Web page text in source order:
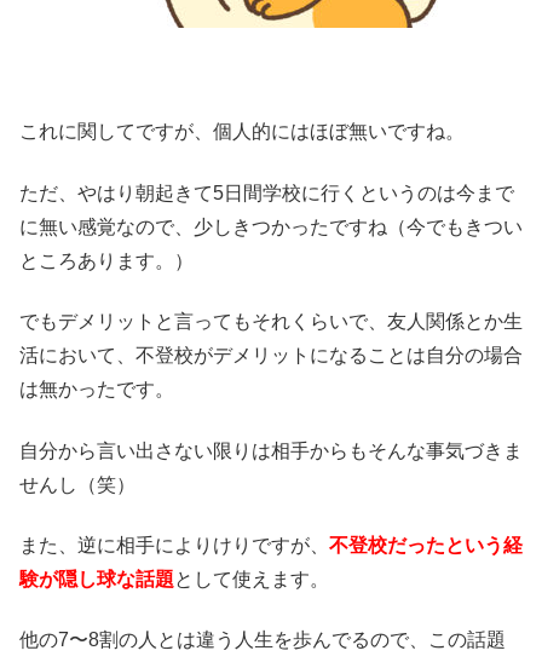
これに関してですが、個人的にはほぼ無いですね。
ただ、やはり朝起きて5日間学校に行くというのは今まで
に無い感覚なので、少しきつかったですね（今でもきつい
ところあります。）
でもデメリットと言ってもそれくらいで、友人関係とか生
活において、不登校がデメリットになることは自分の場合
は無かったです。
自分から言い出さない限りは相手からもそんな事気づきま
せんし（笑）
また、逆に相手によりけりですが、 不登校だったという経
験が隠し球な話題として使えます。
他の7〜8割の人とは違う人生を歩んでるので、この話題